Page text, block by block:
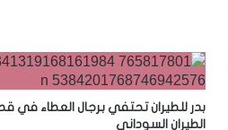
بدر للطيران تحتفي برجال العطاء في
الطيران السوداني